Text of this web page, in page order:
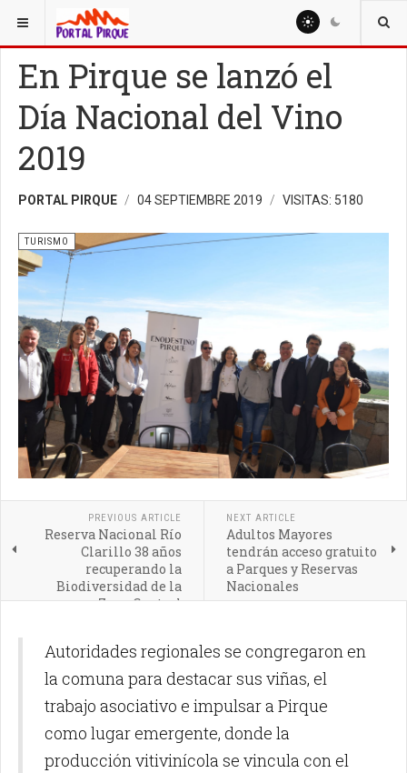
ESTÁ AQUÍ: TURISMO
En Pirque se lanzó el
Día Nacional del Vino
2019
PORTAL PIRQUE 04 SEPTIEMBRE 2019 VISITAS: 5180
TURISMO
PREVIOUS ARTICLE
Reserva Nacional Río
Clarillo 38 años
recuperando la
Biodiversidad de la
Zona Central
NEXT ARTICLE
Adultos Mayores
tendrán acceso gratuito
a Parques y Reservas
Nacionales
Autoridades regionales se congregaron en
la comuna para destacar sus viñas, el
trabajo asociativo e impulsar a Pirque
como lugar emergente, donde la
producción vitivinícola se vincula con el